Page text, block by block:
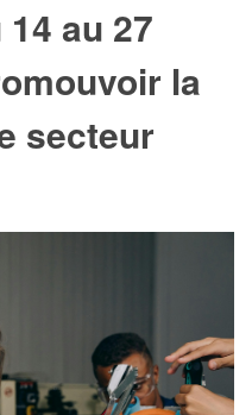
au 27
la
secteur